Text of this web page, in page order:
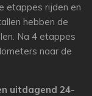
etappes rijden en
hebben de
Na 4 etappes
naar de
uitdagend 24-